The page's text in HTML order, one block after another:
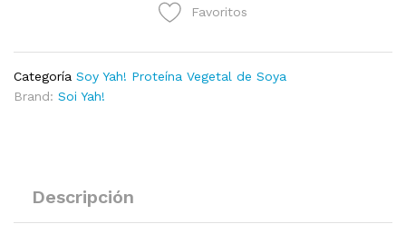
Favoritos
Categoría Soy Yah! Proteína Vegetal de Soya
Brand: Soi Yah!
Descripción